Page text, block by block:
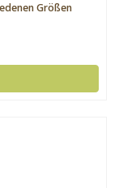
Größen